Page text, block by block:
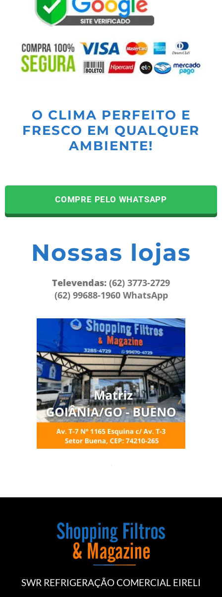
O CLIMA PERFEITO E
FRESCO EM QUALQUER
AMBIENTE!
COMPRE PELO WHATSAPP
Nossas lojas
Televendas: (62) 3773-2729
(62) 99688-1960 WhatsApp
SWR REFRIGERAÇÃO COMERCIAL EIRELI